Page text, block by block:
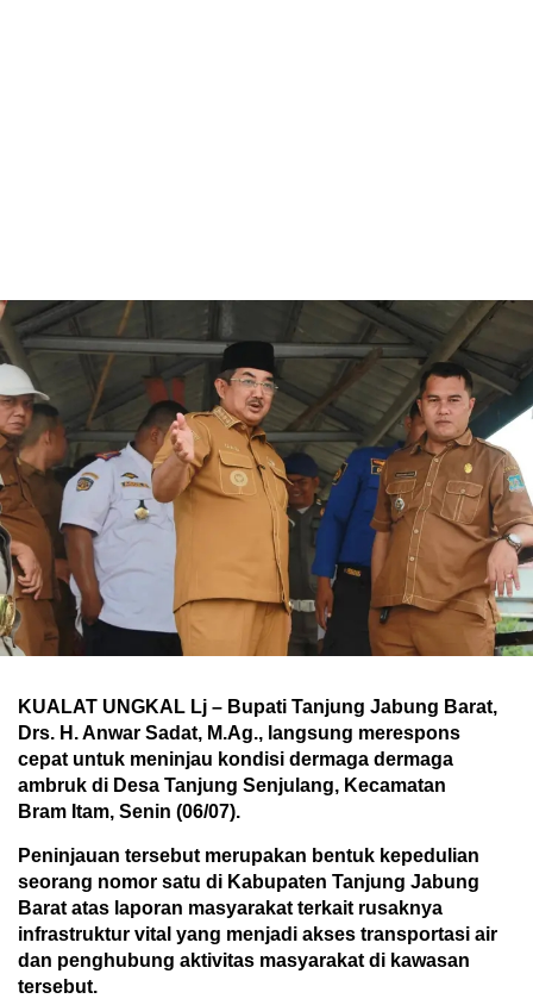
KUALAT UNGKAL Lj – Bupati Tanjung Jabung Barat,
Drs. H. Anwar Sadat, M.Ag., langsung merespons
cepat untuk meninjau kondisi dermaga dermaga
ambruk di Desa Tanjung Senjulang, Kecamatan
Bram Itam, Senin (06/07).
Peninjauan tersebut merupakan bentuk kepedulian
seorang nomor satu di Kabupaten Tanjung Jabung
Barat atas laporan masyarakat terkait rusaknya
infrastruktur vital yang menjadi akses transportasi air
dan penghubung aktivitas masyarakat di kawasan
tersebut.